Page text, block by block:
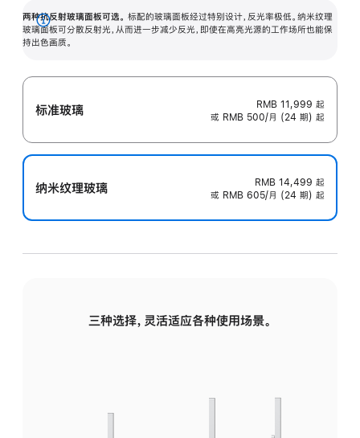
两种抗反射玻璃面板可选。 标配的玻璃面板经过特别设计，反光率极低。纳米纹理
玻璃面板可分散反射光，从而进一步减少反光，即使在高亮光源的工作场所也能保
持出色画质。
展
开
标准玻璃 RMB 11,999 起
或 RMB 500/月 (24 期) 起
纳米纹理玻璃 RMB 14,499 起
或 RMB 605/月 (24 期) 起
三种选择，灵活适应各种使用场景。